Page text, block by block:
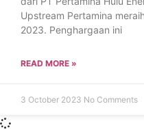
Upstream Pertamina
2023. Penghargaan ini
READ MORE »
3 October 2023 No Comments